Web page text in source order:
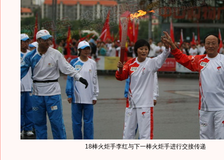
18棒火炬手李红与下一棒火炬手进行交接传递